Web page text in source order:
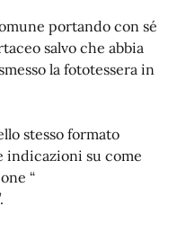
portando con sé
salvo che abbia
la fototessera in
stesso formato
indicazioni su come
“